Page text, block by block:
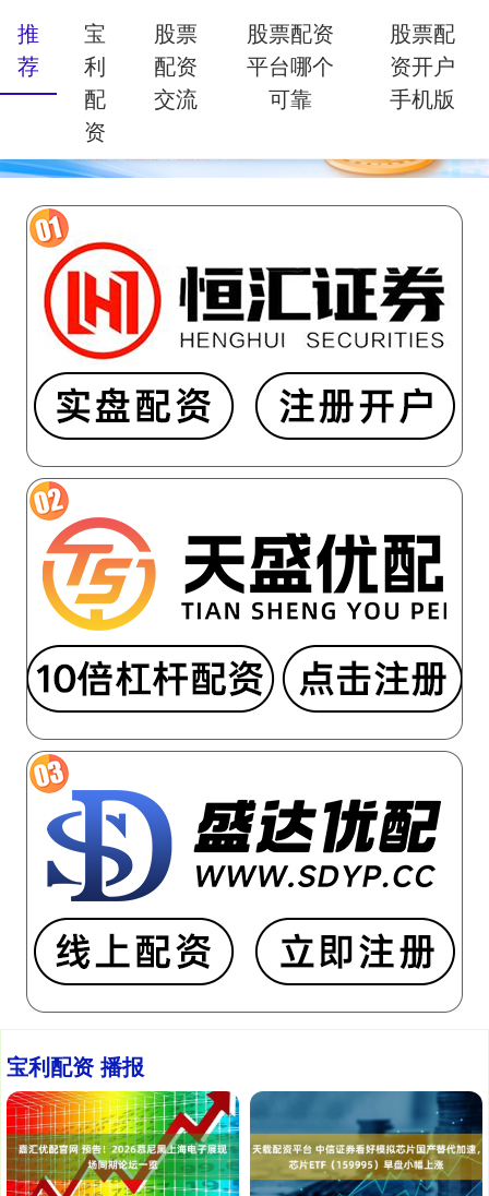
宝利配资 播报
推
荐
宝
利
配
资
股票
配资
交流
股票配资
平台哪个
可靠
股票配
资开户
手机版